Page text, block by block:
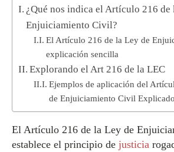
¿Qué nos indica el Artículo 216 de
Enjuiciamiento Civil?
El Artículo 216 de la Ley de
explicación sencilla
Explorando el Art 216 de la LEC
Ejemplos de aplicación del
de Enjuiciamiento Civil
El Artículo 216 de la Ley de
establece el principio de justicia